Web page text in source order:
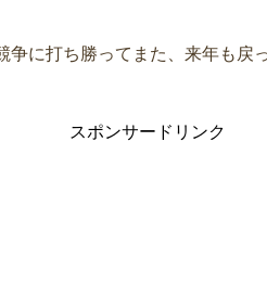
争に打ち勝ってまた、来年も戻
スポンサードリンク